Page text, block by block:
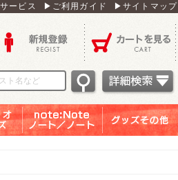
ービス ▶ご利用ガイド ▶サイトマップ